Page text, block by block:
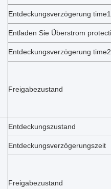
Entdeckungsverzögerung time1
Entladen Sie Überstrom
Entdeckungsverzögerung time2
Freigabezustand
Entdeckungszustand
Entdeckungsverzögerungszeit
Freigabezustand